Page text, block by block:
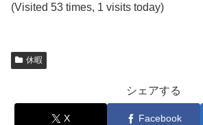
(Visited 53 times, 1 visits today)
休暇
シェアする
X Facebook